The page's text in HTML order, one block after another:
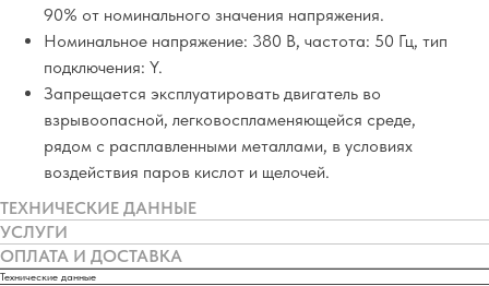
90% от номинального значения напряжения.
Номинальное напряжение: 380 В, частота: 50 Гц, тип
подключения: Y.
Запрещается эксплуатировать двигатель во
взрывоопасной, легковоспламеняющейся среде,
рядом с расплавленными металлами, в условиях
воздействия паров кислот и щелочей.
ТЕХНИЧЕСКИЕ ДАННЫЕ
УСЛУГИ
ОПЛАТА И ДОСТАВКА
Технические данные